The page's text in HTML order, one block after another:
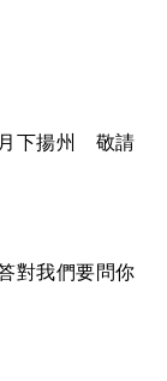
月下揚州 敬請
對我們要問你